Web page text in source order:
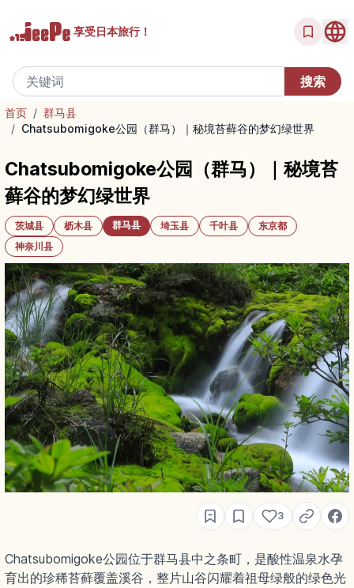
享受日本旅行！
首页 / 群马县
/ Chatsubomigoke公园（群马）｜秘境苔藓谷的梦幻绿世界
Chatsubomigoke公园（群马）｜秘境苔
藓谷的梦幻绿世界
茨城县 枥木县 群马县 埼玉县 千叶县
东京都
神奈川县
3
Chatsubomigoke公园位于群马县中之条町，是酸性温泉水孕
育出的珍稀苔藓覆盖溪谷，整片山谷闪耀着祖母绿般的绿色光